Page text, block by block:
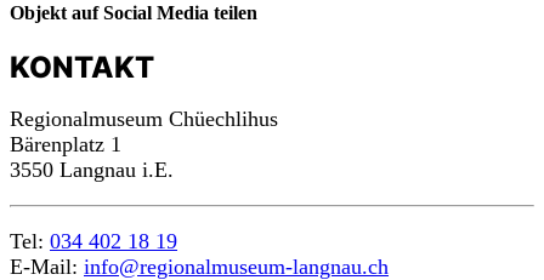
Objekt auf Social Media teilen
KONTAKT
Regionalmuseum Chüechlihus
Bärenplatz 1
3550 Langnau i.E.
Tel: 034 402 18 19
E-Mail: info@regionalmuseum-langnau.ch